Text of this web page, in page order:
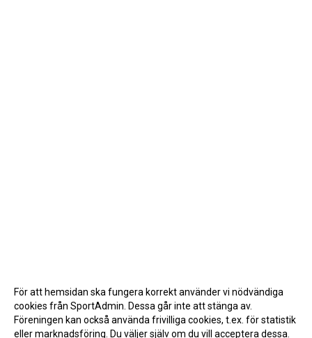
För att hemsidan ska fungera korrekt använder vi nödvändiga
cookies från SportAdmin. Dessa går inte att stänga av.
Föreningen kan också använda frivilliga cookies, t.ex. för statistik
eller marknadsföring. Du väljer själv om du vill acceptera dessa.